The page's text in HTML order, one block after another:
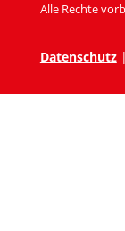
Alle Rechte
Datenschutz |